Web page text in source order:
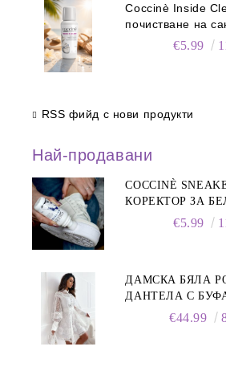
Coccinè Inside
почистване на
€5.99
RSS фийд с нови продукти
Най-продавани
COCCINÈ
КОРЕКТОР ЗА
€5.99
ДАМСКА БЯЛА
ДАНТЕЛА С
€44.99